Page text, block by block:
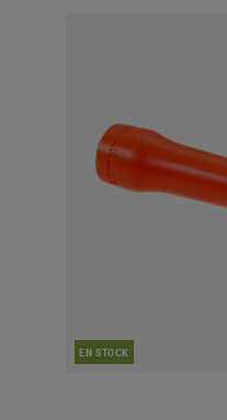
EN STOCK